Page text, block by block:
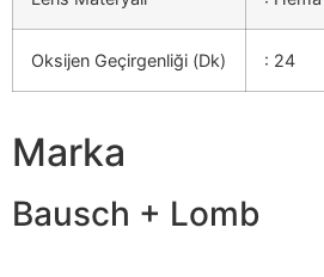
Oksijen Geçirgenliği (Dk) : 24
Marka
Bausch + Lomb